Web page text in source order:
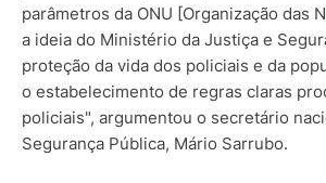
parâmetros da ONU [Organização das
a ideia do Ministério da Justiça e
proteção da vida dos policiais e da
o estabelecimento de regras claras
policiais", argumentou o secretário
Segurança Pública, Mário Sarrubo.